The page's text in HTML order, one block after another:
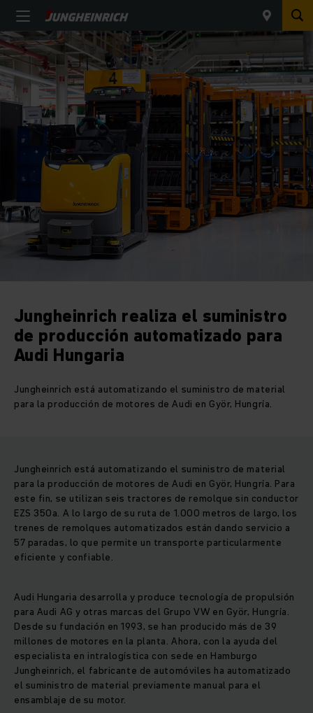
Jungheinrich realiza el suministro
de producción automatizado para
Audi Hungaria
Jungheinrich está automatizando el suministro de material
para la producción de motores de Audi en Györ, Hungría.
Jungheinrich está automatizando el suministro de material
para la producción de motores de Audi en Györ, Hungría. Para
este fin, se utilizan seis tractores de remolque sin conductor
EZS 350a. A lo largo de su ruta de 1.000 metros de largo, los
trenes de remolques automatizados están dando servicio a
57 paradas, lo que permite un transporte particularmente
eficiente y confiable.
Audi Hungaria desarrolla y produce tecnología de propulsión
para Audi AG y otras marcas del Grupo VW en Györ, Hungría.
Desde su fundación en 1993, se han producido más de 39
millones de motores en la planta. Ahora, con la ayuda del
especialista en intralogística con sede en Hamburgo
Jungheinrich, el fabricante de automóviles ha automatizado
el suministro de material previamente manual para el
ensamblaje de su motor.